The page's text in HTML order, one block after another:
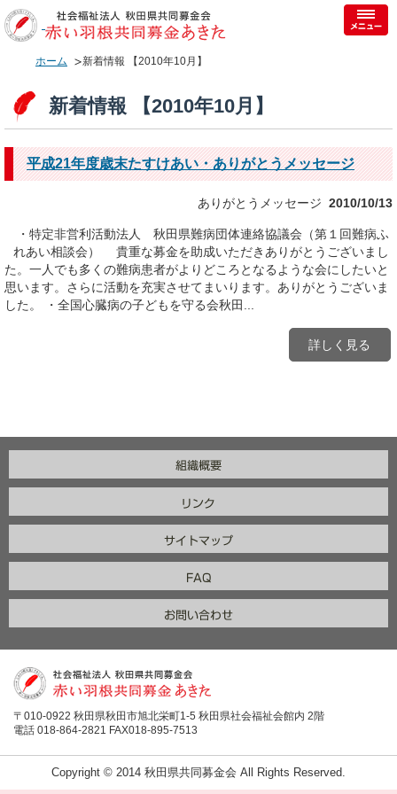
ホーム 新着情報 【2010年10月】
新着情報 【2010年10月】
平成21年度歳末たすけあい・ありがとうメッセージ
ありがとうメッセージ 2010/10/13
・特定非営利活動法人 秋田県難病団体連絡協議会（第１回難病ふ
れあい相談会） 貴重な募金を助成いただきありがとうございまし
た。一人でも多くの難病患者がよりどころとなるような会にしたいと
思います。さらに活動を充実させてまいります。ありがとうございま
した。 ・全国心臓病の子どもを守る会秋田...
詳しく見る
〒010-0922 秋田県秋田市旭北栄町1-5 秋田県社会福祉会館内 2階
電話 018-864-2821 FAX018-895-7513
Copyright © 2014 秋田県共同募金会 All Rights Reserved.